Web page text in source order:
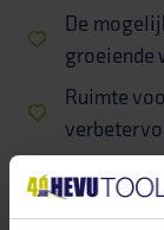
De
groeiende
Ruimte